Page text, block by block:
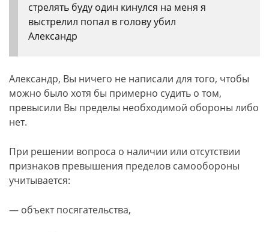
стрелять буду один кинулся на меня я
выстрелил попал в голову убил
Александр
Александр, Вы ничего не написали для того, чтобы
можно было хотя бы примерно судить о том,
превысили Вы пределы необходимой обороны либо
нет.
При решении вопроса о наличии или отсутствии
признаков превышения пределов самообороны
учитывается:
— объект посягательства,